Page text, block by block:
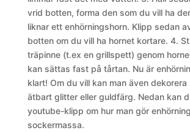
vrid botten, forma den som du vill ha
liknar ett enhörningshorn. Klipp sedan
botten om du vill ha hornet kortare. 4.
träpinne (t.ex en grillspett) genom
kan sättas fast på tårtan. Nu är
klart! Om du vill kan man även dekorera
ätbart glitter eller guldfärg. Nedan kan
youtube-klipp om hur man gör
sockermassa.